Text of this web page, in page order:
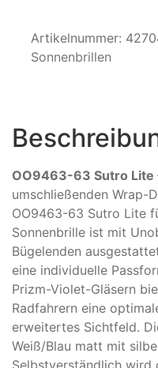
Artikelnummer:
Sonnenbrillen
OO9463-63 Sutro Lite
umschließenden Wrap-
OO9463-63 Sutro Lite
Sonnenbrille ist mit
Bügelenden
eine individuelle
Prizm-Violet-Gläsern
Radfahrern eine
erweitertes Sichtfeld.
Weiß/Blau matt mit